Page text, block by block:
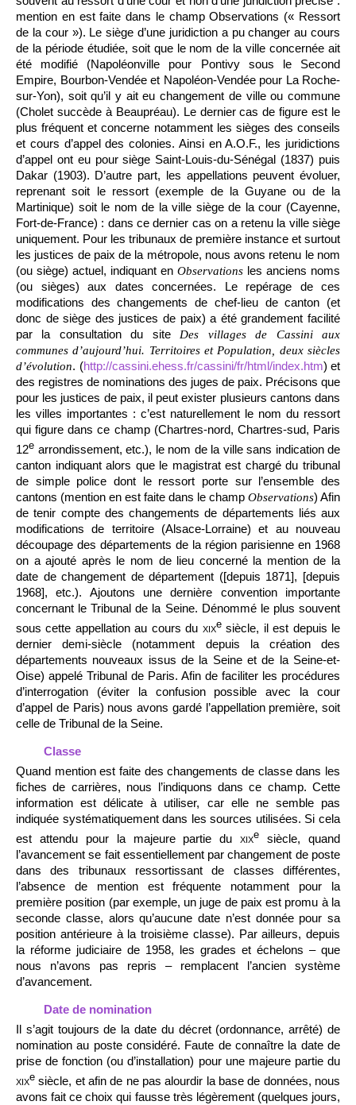
mention en est faite dans le champ Observations (« Ressort
de la cour »). Le siège d’une juridiction a pu changer au cours
de la période étudiée, soit que le nom de la ville concernée ait
été modifié (Napoléonville pour Pontivy sous le Second
Empire, Bourbon-Vendée et Napoléon-Vendée pour La Roche-
sur-Yon), soit qu’il y ait eu changement de ville ou commune
(Cholet succède à Beaupréau). Le dernier cas de figure est le
plus fréquent et concerne notamment les sièges des conseils
et cours d’appel des colonies. Ainsi en A.O.F., les juridictions
d’appel ont eu pour siège Saint-Louis-du-Sénégal (1837) puis
Dakar (1903). D’autre part, les appellations peuvent évoluer,
reprenant soit le ressort (exemple de la Guyane ou de la
Martinique) soit le nom de la ville siège de la cour (Cayenne,
Fort-de-France) : dans ce dernier cas on a retenu la ville siège
uniquement. Pour les tribunaux de première instance et surtout
les justices de paix de la métropole, nous avons retenu le nom
(ou siège) actuel, indiquant en Observations les anciens noms
(ou sièges) aux dates concernées. Le repérage de ces
modifications des changements de chef-lieu de canton (et
donc de siège des justices de paix) a été grandement facilité
par la consultation du site Des villages de Cassini aux
communes d’aujourd’hui. Territoires et Population, deux siècles
d’évolution. (http://cassini.ehess.fr/cassini/fr/html/index.htm) et
des registres de nominations des juges de paix. Précisons que
pour les justices de paix, il peut exister plusieurs cantons dans
les villes importantes : c’est naturellement le nom du ressort
qui figure dans ce champ (Chartres-nord, Chartres-sud, Paris
12e arrondissement, etc.), le nom de la ville sans indication de
canton indiquant alors que le magistrat est chargé du tribunal
de simple police dont le ressort porte sur l’ensemble des
cantons (mention en est faite dans le champ Observations) Afin
de tenir compte des changements de départements liés aux
modifications de territoire (Alsace-Lorraine) et au nouveau
découpage des départements de la région parisienne en 1968
on a ajouté après le nom de lieu concerné la mention de la
date de changement de département ([depuis 1871], [depuis
1968], etc.). Ajoutons une dernière convention importante
concernant le Tribunal de la Seine. Dénommé le plus souvent
sous cette appellation au cours du xixesiècle, il est depuis le
dernier demi-siècle (notamment depuis la création des
départements nouveaux issus de la Seine et de la Seine-et-
Oise) appelé Tribunal de Paris. Afin de faciliter les procédures
d’interrogation (éviter la confusion possible avec la cour
d’appel de Paris) nous avons gardé l’appellation première, soit
celle de Tribunal de la Seine.
Classe
Quand mention est faite des changements de classe dans les
fiches de carrières, nous l’indiquons dans ce champ. Cette
information est délicate à utiliser, car elle ne semble pas
indiquée systématiquement dans les sources utilisées. Si cela
est attendu pour la majeure partie duxixe
siècle, quand
l’avancement se fait essentiellement par changement de poste
dans des tribunaux ressortissant de classes différentes,
l’absence de mention est fréquente notamment pour la
première position (par exemple, un juge de paix est promu à la
seconde classe, alors qu’aucune date n’est donnée pour sa
position antérieure à la troisième classe). Par ailleurs, depuis
la réforme judiciaire de 1958, les grades et échelons – que
nous n’avons pas repris – remplacent l’ancien système
d’avancement.
Date de nomination
Il s’agit toujours de la date du décret (ordonnance, arrêté) de
nomination au poste considéré. Faute de connaître la date de
prise de fonction (ou d’installation) pour une majeure partie du
xixe siècle, et afin de ne pas alourdir la base de données, nous
avons fait ce choix qui fausse très légèrement (quelques jours,